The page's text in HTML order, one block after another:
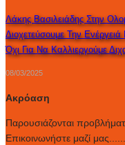
Λάκης Βασιλειάδης Στην
Διοχετεύσουμε Την
Όχι Για Να Καλλιεργούμε
08/03/2025
Ακρόαση
Παρουσιάζονται
Επικοινωνήστε μαζί